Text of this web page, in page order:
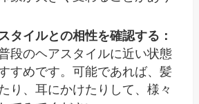
タイルとの相性を確認する：
段のヘアスタイルに近い状態
すめです。可能であれば、髪
り、耳にかけたりして、様々